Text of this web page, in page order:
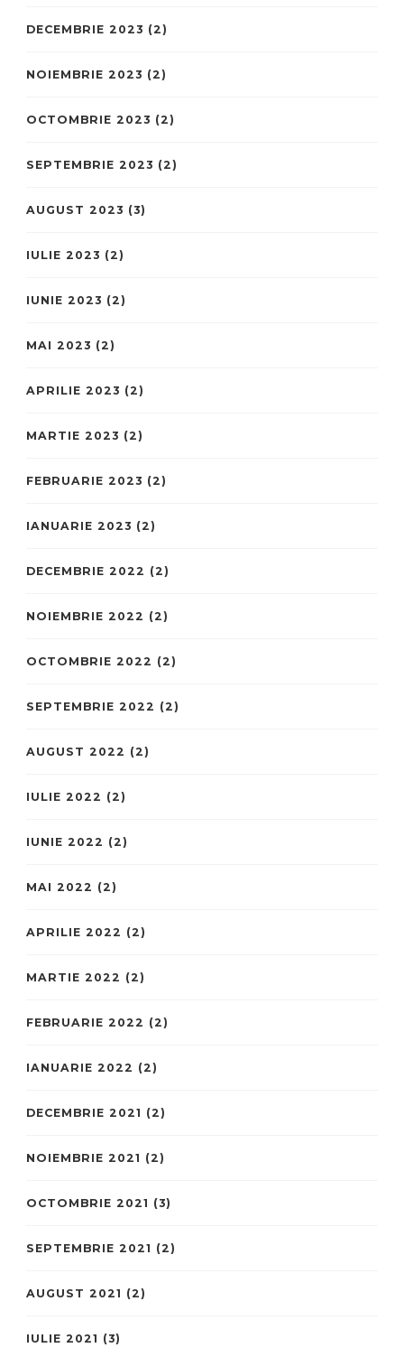
DECEMBRIE 2023 (2)
NOIEMBRIE 2023 (2)
OCTOMBRIE 2023 (2)
SEPTEMBRIE 2023 (2)
AUGUST 2023 (3)
IULIE 2023 (2)
IUNIE 2023 (2)
MAI 2023 (2)
APRILIE 2023 (2)
MARTIE 2023 (2)
FEBRUARIE 2023 (2)
IANUARIE 2023 (2)
DECEMBRIE 2022 (2)
NOIEMBRIE 2022 (2)
OCTOMBRIE 2022 (2)
SEPTEMBRIE 2022 (2)
AUGUST 2022 (2)
IULIE 2022 (2)
IUNIE 2022 (2)
MAI 2022 (2)
APRILIE 2022 (2)
MARTIE 2022 (2)
FEBRUARIE 2022 (2)
IANUARIE 2022 (2)
DECEMBRIE 2021 (2)
NOIEMBRIE 2021 (2)
OCTOMBRIE 2021 (3)
SEPTEMBRIE 2021 (2)
AUGUST 2021 (2)
IULIE 2021 (3)